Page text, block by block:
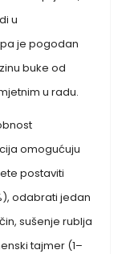
u
je pogodan
buke od
u radu.
omogućuju
postaviti
odabrati jedan
sušenje rublja
tajmer (1–